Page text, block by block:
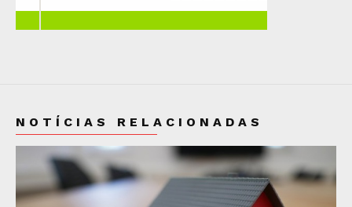
NOTÍCIAS RELACIONADAS